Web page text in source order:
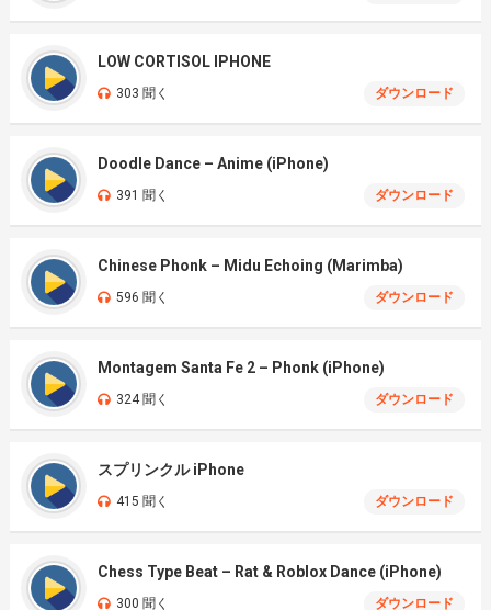
LOW CORTISOL IPHONE
303 聞く ダウンロード
Doodle Dance – Anime (iPhone)
391 聞く ダウンロード
Chinese Phonk – Midu Echoing (Marimba)
596 聞く ダウンロード
Montagem Santa Fe 2 – Phonk (iPhone)
324 聞く ダウンロード
スプリンクル iPhone
415 聞く ダウンロード
Chess Type Beat – Rat & Roblox Dance (iPhone)
300 聞く ダウンロード